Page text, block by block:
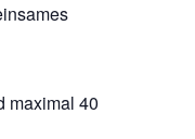
maximal 40